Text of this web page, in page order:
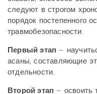
следуют в строгом
порядок постепенного
травмобезопасности.
Первый этап –
асаны, составляющие
отдельности.
Второй этап – освоить